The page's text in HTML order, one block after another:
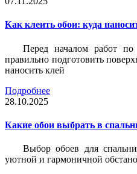
Как клеить обои: куда
Перед началом работ
правильно подготовить
наносить клей
Подробнее
28.10.2025
Какие обои выбрать в
Выбор обоев для
уютной и гармоничной